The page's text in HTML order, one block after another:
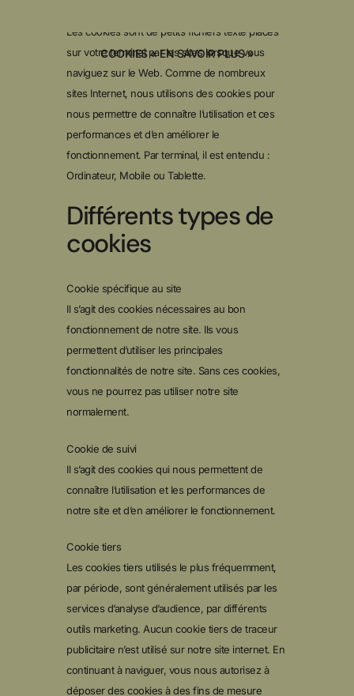
COOKIES « EN SAVOIR PLUS »
Les cookies sont de petits fichiers texte placés
sur votre terminal par les sites lorsque vous
naviguez sur le Web. Comme de nombreux
sites Internet, nous utilisons des cookies pour
nous permettre de connaître l’utilisation et ces
performances et d’en améliorer le
fonctionnement. Par terminal, il est entendu :
Ordinateur, Mobile ou Tablette.
Différents types de
cookies
Cookie spécifique au site
Il s’agit des cookies nécessaires au bon
fonctionnement de notre site. Ils vous
permettent d’utiliser les principales
fonctionnalités de notre site. Sans ces cookies,
vous ne pourrez pas utiliser notre site
normalement.
Cookie de suivi
Il s’agit des cookies qui nous permettent de
connaître l’utilisation et les performances de
notre site et d’en améliorer le fonctionnement.
Cookie tiers
Les cookies tiers utilisés le plus fréquemment,
par période, sont généralement utilisés par les
services d’analyse d’audience, par différents
outils marketing. Aucun cookie tiers de traceur
publicitaire n’est utilisé sur notre site internet. En
continuant à naviguer, vous nous autorisez à
déposer des cookies à des fins de mesure